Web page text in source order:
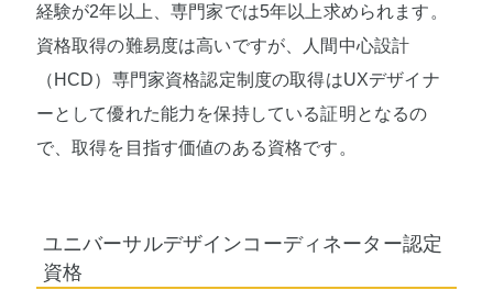
経験が2年以上、専門家では5年以上求められます。
資格取得の難易度は高いですが、人間中心設計
（HCD）専門家資格認定制度の取得はUXデザイナ
ーとして優れた能力を保持している証明となるの
で、取得を目指す価値のある資格です。
ユニバーサルデザインコーディネーター認定
資格